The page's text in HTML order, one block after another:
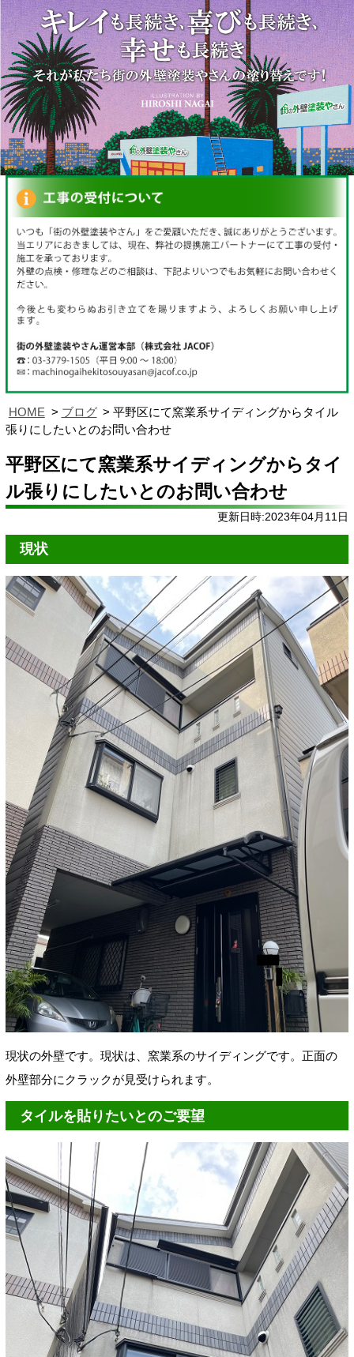
HOME ブログ
平野区にて窯業系サイディングからタイル
張りにしたいとのお問い合わせ
平野区にて窯業系サイディングからタイ
ル張りにしたいとのお問い合わせ
更新日時:2023年04月11日
現状
現状の外壁です。現状は、窯業系のサイディングです。正面の
外壁部分にクラックが見受けられます。
タイルを貼りたいとのご要望